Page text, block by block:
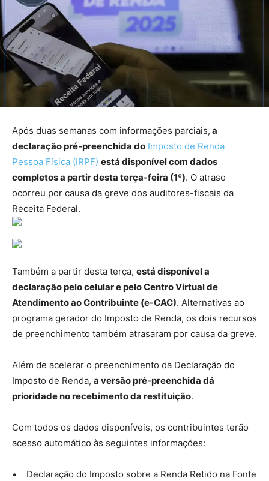
Após duas semanas com informações parciais, a
declaração pré-preenchida do Imposto de Renda
Pessoa Física (IRPF) está disponível com dados
completos a partir desta terça-feira (1º). O atraso
ocorreu por causa da greve dos auditores-fiscais da
Receita Federal.
Também a partir desta terça, está disponível a
declaração pelo celular e pelo Centro Virtual de
Atendimento ao Contribuinte (e-CAC). Alternativas ao
programa gerador do Imposto de Renda, os dois recursos
de preenchimento também atrasaram por causa da greve.
Além de acelerar o preenchimento da Declaração do
Imposto de Renda, a versão pré-preenchida dá
prioridade no recebimento da restituição.
Com todos os dados disponíveis, os contribuintes terão
acesso automático às seguintes informações:
• Declaração do Imposto sobre a Renda Retido na Fonte